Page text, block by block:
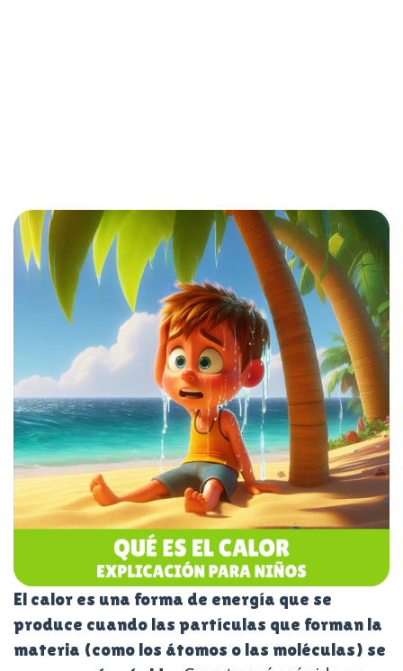
El calor es una forma de energía que se
produce cuando las partículas que forman la
materia (como los átomos o las moléculas) se